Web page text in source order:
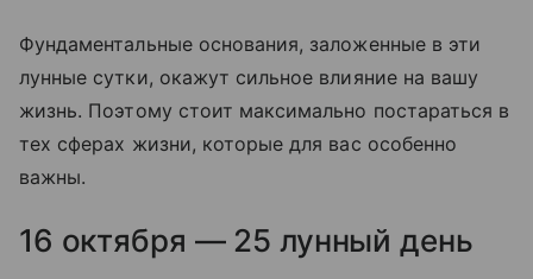
Фундаментальные основания, заложенные в эти
лунные сутки, окажут сильное влияние на вашу
жизнь. Поэтому стоит максимально постараться в
тех сферах жизни, которые для вас особенно
важны.
16 октября — 25 лунный день